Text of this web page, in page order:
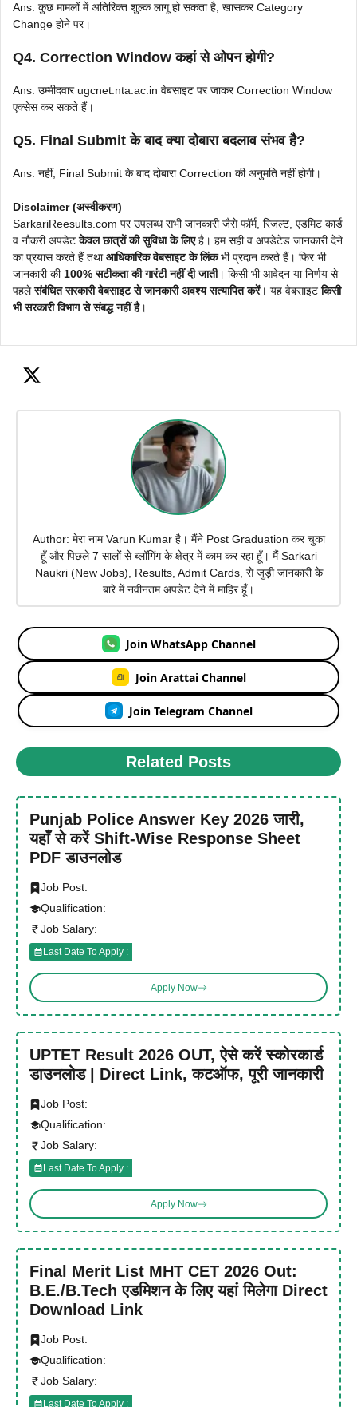
Ans: कुछ मामलों में अतिरिक्त शुल्क लागू हो सकता है, खासकर Category
Change होने पर।
Q4. Correction Window कहां से ओपन होगी?
Ans: उम्मीदवार ugcnet.nta.ac.in वेबसाइट पर जाकर Correction Window
एक्सेस कर सकते हैं।
Q5. Final Submit के बाद क्या दोबारा बदलाव संभव है?
Ans: नहीं, Final Submit के बाद दोबारा Correction की अनुमति नहीं होगी।
Disclaimer (अस्वीकरण)
SarkariReesults.com पर उपलब्ध सभी जानकारी जैसे फॉर्म, रिजल्ट, एडमिट कार्ड
व नौकरी अपडेटकेवल छात्रों की सुविधा के लिएहै। हम सही व अपडेटेड जानकारी देने
का प्रयास करते हैं तथाआधिकारिक वेबसाइट के लिंकभी प्रदान करते हैं। फिर भी
जानकारी की100% सटीकता की गारंटी नहीं दी जाती। किसी भी आवेदन या निर्णय से
पहलेसंबंधित सरकारी वेबसाइट से जानकारी अवश्य सत्यापित करें। यह वेबसाइटकिसी
भी सरकारी विभाग से संबद्ध नहीं है।
Author: मेरा नाम Varun Kumar है। मैंने Post Graduation कर चुका
हूँ और पिछले 7 सालों से ब्लॉगिंग के क्षेत्र में काम कर रहा हूँ। मैं Sarkari
Naukri (New Jobs), Results, Admit Cards, से जुड़ी जानकारी के
बारे में नवीनतम अपडेट देने में माहिर हूँ।
Join WhatsApp Channel
Join Arattai Channel
Join Telegram Channel
Related Posts
Punjab Police Answer Key 2026 जारी,
यहाँ से करें Shift-Wise Response Sheet
PDF डाउनलोड
Job Post:
Qualification:
Job Salary:
Last Date To Apply :
Apply Now
UPTET Result 2026 OUT, ऐसे करें स्कोरकार्ड
डाउनलोड | Direct Link, कटऑफ, पूरी जानकारी
Job Post:
Qualification:
Job Salary:
Last Date To Apply :
Apply Now
Final Merit List MHT CET 2026 Out:
B.E./B.Tech एडमिशन के लिए यहां मिलेगा Direct
Download Link
Job Post:
Qualification:
Job Salary:
Last Date To Apply :